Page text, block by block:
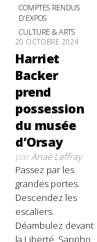
COMPTES RENDUS
D'EXPOS
CULTURE & ARTS
20 OCTOBRE 2024
Harriet
Backer
prend
possession
du musée
d’Orsay
parAnaë Leffray
Passez par les
grandes portes.
Descendez les
escaliers.
Déambulez devant
la Liberté, Sappho